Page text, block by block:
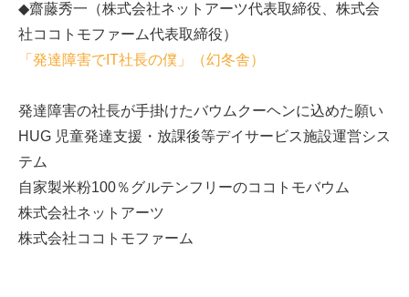
◆齋藤秀一（株式会社ネットアーツ代表取締役、株式会
社ココトモファーム代表取締役）
「発達障害でIT社長の僕」（幻冬舎）
発達障害の社長が手掛けたバウムクーヘンに込めた願い
HUG 児童発達支援・放課後等デイサービス施設運営シス
テム
自家製米粉100％グルテンフリーのココトモバウム
株式会社ネットアーツ
株式会社ココトモファーム